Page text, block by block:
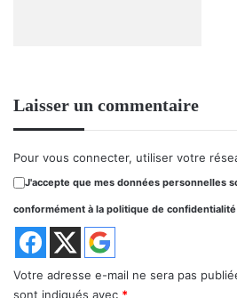
Laisser un commentaire
Pour vous connecter, utiliser votre
J'accepte que mes données personnelles
conformément à la politique de confidentialité
Votre adresse e-mail ne sera pas
sont indiqués avec *